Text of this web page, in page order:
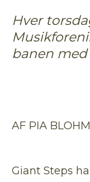
Hver
banen
AF PIA BLOHM
Giant Steps